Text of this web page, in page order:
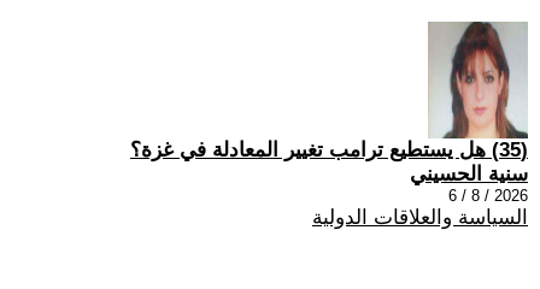
(35) هل يستطيع ترامب تغيير المعادلة في غزة؟
سنية الحسيني
2026 / 8 / 6
السياسة والعلاقات الدولية